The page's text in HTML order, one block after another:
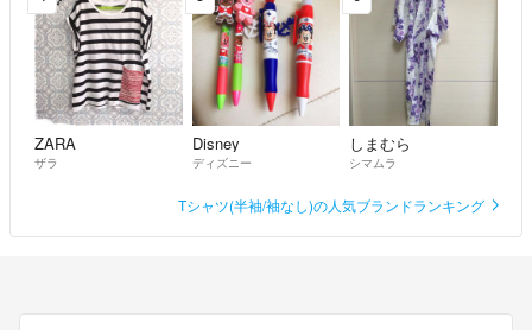
ZARA
ザラ
Disney
ディズニー
しまむら
シマムラ
Tシャツ(半袖/袖なし)の人気ブランドランキング